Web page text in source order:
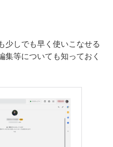
少しでも早く使いこなせる
集等についても知っておく